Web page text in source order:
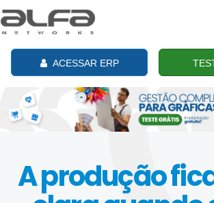
ACESSAR ERP
A produção